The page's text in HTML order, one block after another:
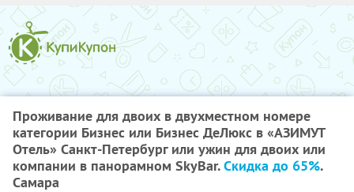
Проживание для двоих в двухместном номере
категории Бизнес или Бизнес ДеЛюкс в «АЗИМУТ
Отель» Санкт-Петербург или ужин для двоих или
компании в панорамном SkyBаr.Скидка до 65%.
Самара